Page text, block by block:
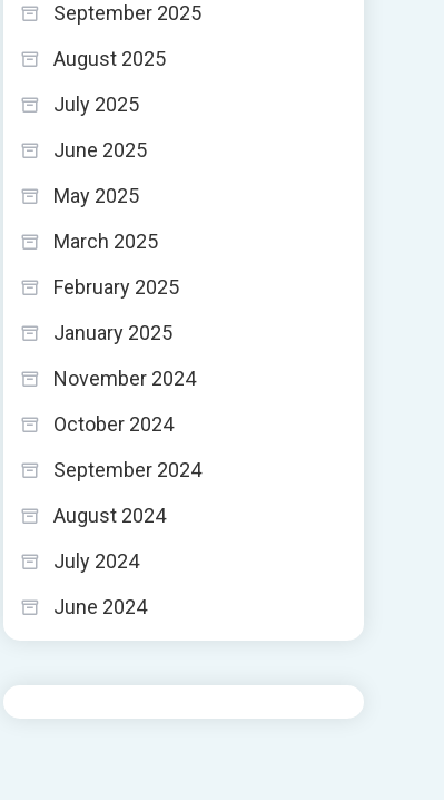
September 2025
August 2025
July 2025
June 2025
May 2025
March 2025
February 2025
January 2025
November 2024
October 2024
September 2024
August 2024
July 2024
June 2024